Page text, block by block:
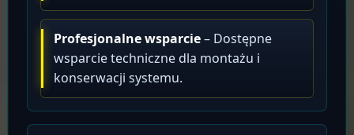
Profesjonalne wsparcie– Dostępne
wsparcie techniczne dla montażu i
konserwacji systemu.